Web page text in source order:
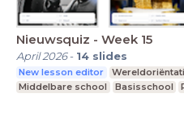
Nieuwsquiz - Week 15
April 2026- 14 slides
New lesson editor
Middelbare school
Basisschool